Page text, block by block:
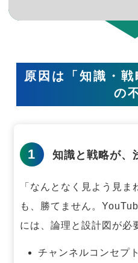
原因は「知識・戦
の
1 知識と戦略が、
「なんとなく見よう見
も、勝てません。
には、論理と設計図が必
チャンネルコンセプ